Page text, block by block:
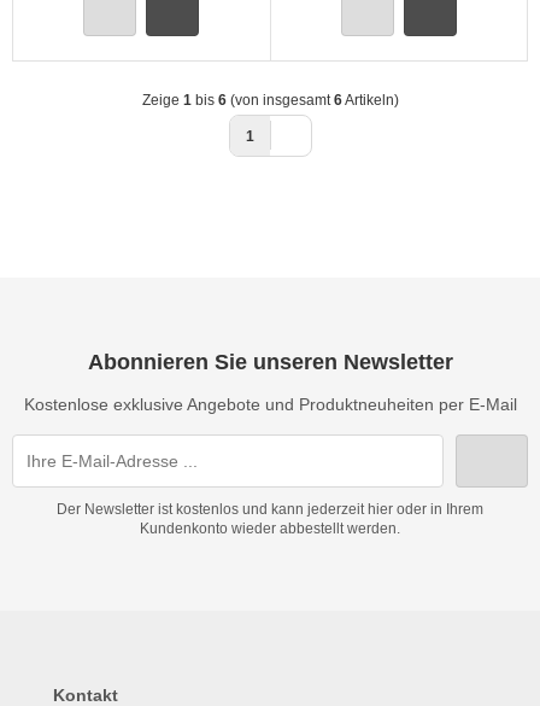
Zeige 1 bis 6(von insgesamt 6Artikeln)
1
Abonnieren Sie unseren Newsletter
Kostenlose exklusive Angebote und Produktneuheiten per E-Mail
Der Newsletter ist kostenlos und kann jederzeit hier oder in Ihrem
Kundenkonto wieder abbestellt werden.
Kontakt